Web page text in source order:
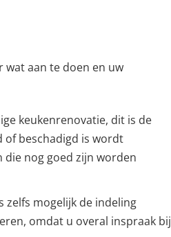
wat aan te doen en uw
keukenrenovatie, dit is de
of beschadigd is wordt
nog goed zijn worden
zelfs mogelijk de indeling
omdat u overal inspraak bij